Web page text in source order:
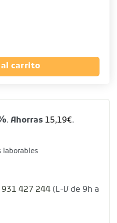
- 40x40 cm cantidad
carrito
. Ahorras 15,19€.
laborables
931 427 244 (L-V de 9h a